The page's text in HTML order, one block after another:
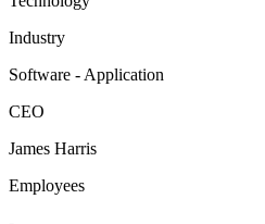
Industry
Software - Application
CEO
James Harris
Employees